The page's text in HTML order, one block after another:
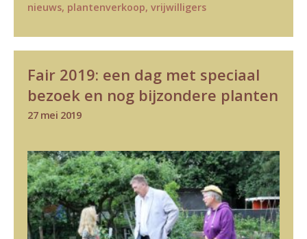
nieuws, plantenverkoop, vrijwilligers
Fair 2019: een dag met speciaal
bezoek en nog bijzondere planten
27 mei 2019